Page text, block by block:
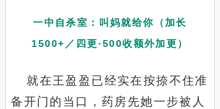
一中自杀室：叫妈就给你（加长
1500+／四更·500收额外加更）
就在王盈盈已经实在按捺不住准
备开门的当口，药房先她一步被人